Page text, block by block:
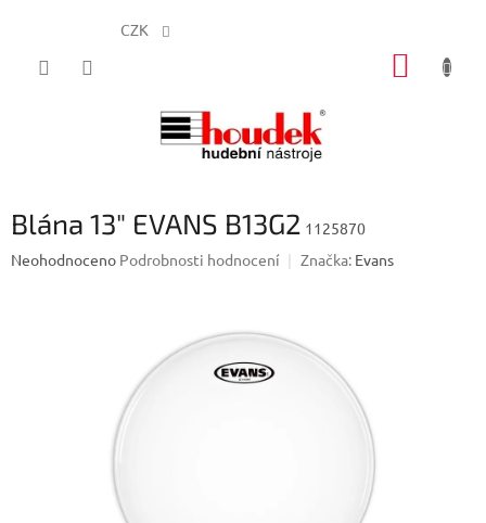
CZK
Blána 13" EVANS B13G2 1125870
Průměrné
Neohodnoceno Podrobnosti hodnocení Značka: Evans